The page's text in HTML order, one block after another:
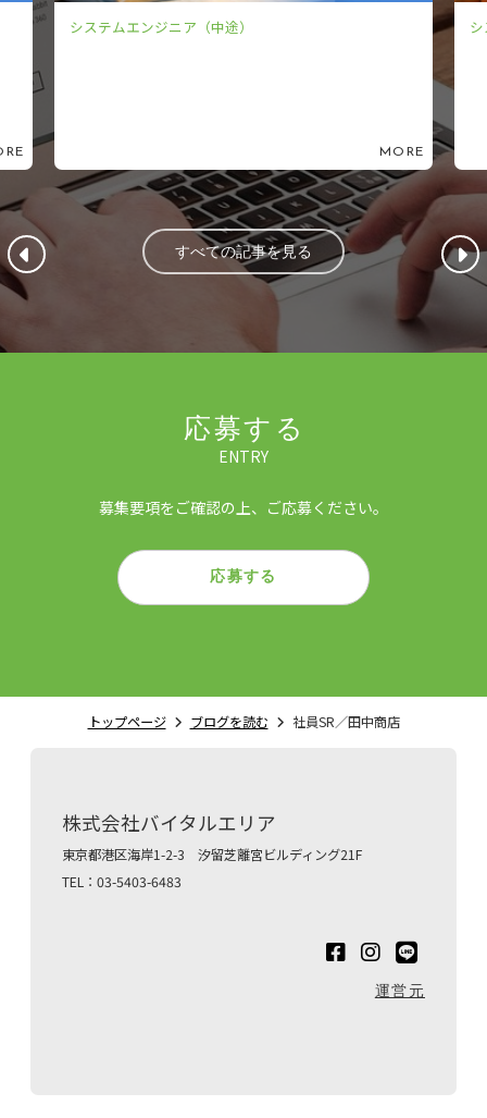
システムエンジニア（新卒）
MORE
すべての記事を見る
応募する
ENTRY
募集要項をご確認の上、ご応募ください。
応募する
トップページ ブログを読む 社員SR／田中商店
株式会社バイタルエリア
東京都港区海岸1-2-3 汐留芝離宮ビルディング21F
TEL：03-5403-6483
運営元